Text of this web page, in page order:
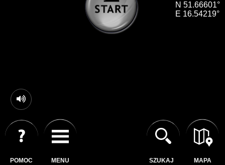
N 51.66601°
E 16.54219°
MENU MAPA
POMOC SZUKAJ